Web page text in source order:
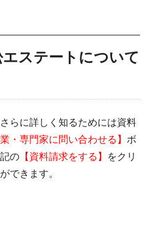
ステートについて
らに詳しく知るためには資料
業・専門家に問い合わせる】 ボ
の 【資料請求をする】 をクリ
できます。